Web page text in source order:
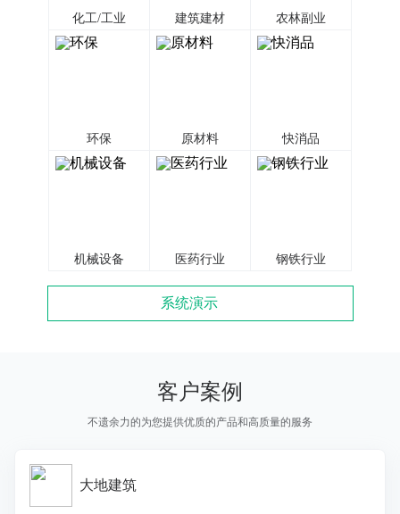
化工/工业 建筑建材 农林副业
环保 原材料 快消品
机械设备 医药行业 钢铁行业
系统演示
客户案例
不遗余力的为您提供优质的产品和高质量的服务
大地建筑